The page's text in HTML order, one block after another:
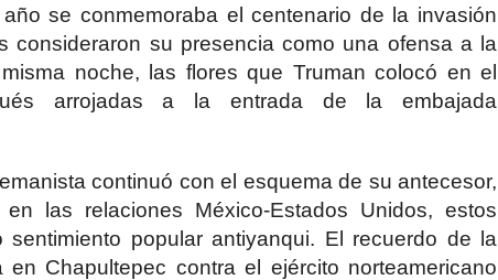
se conmemoraba el centenario de la invasión
consideraron su presencia como una ofensa a la
noche, las flores que Truman colocó en el
arrojadas a la entrada de la embajada
continuó con el esquema de su antecesor,
las relaciones México-Estados Unidos, estos
sentimiento popular antiyanqui. El recuerdo de la
Chapultepec contra el ejército norteamericano